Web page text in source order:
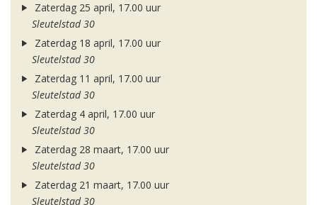
Zaterdag 25 april, 17.00 uur
Sleutelstad 30
Zaterdag 18 april, 17.00 uur
Sleutelstad 30
Zaterdag 11 april, 17.00 uur
Sleutelstad 30
Zaterdag 4 april, 17.00 uur
Sleutelstad 30
Zaterdag 28 maart, 17.00 uur
Sleutelstad 30
Zaterdag 21 maart, 17.00 uur
Sleutelstad 30